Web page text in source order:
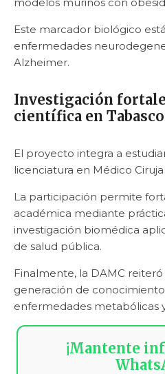
Este marcador biológico
enfermedades
Alzheimer.
Investigación
científica en Tabasco
El proyecto integra a
licenciatura en Médico
La participación permite
académica mediante
investigación biomédica
de salud pública.
Finalmente, la DAMC
generación de
enfermedades metabólicas
¡Mantente